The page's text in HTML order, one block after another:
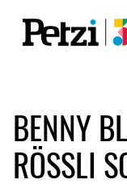
BENNY
RÖSSLI